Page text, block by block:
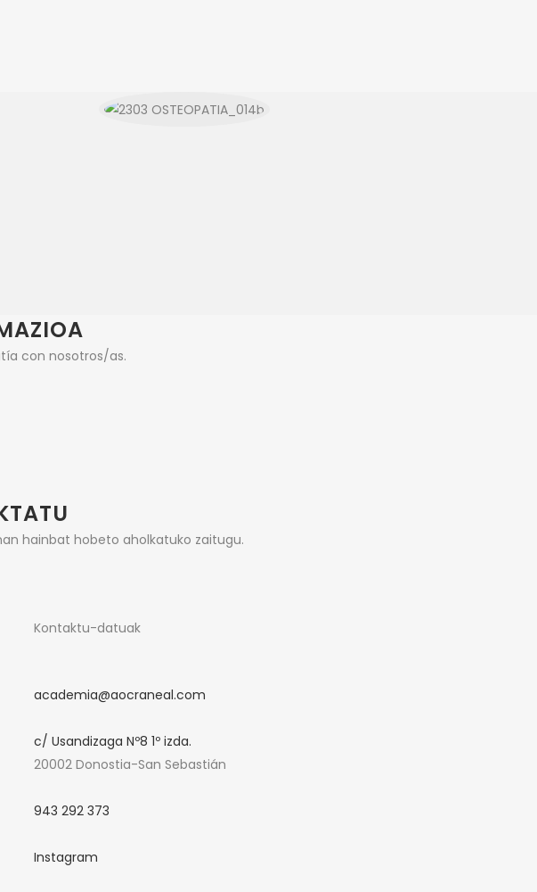
con nosotros/as.
hainbat hobeto aholkatuko zaitugu.
Kontaktu-datuak
academia@aocraneal.com
c/ Usandizaga Nº8 1º izda.
20002 Donostia-San Sebastián
943 292 373
Instagram